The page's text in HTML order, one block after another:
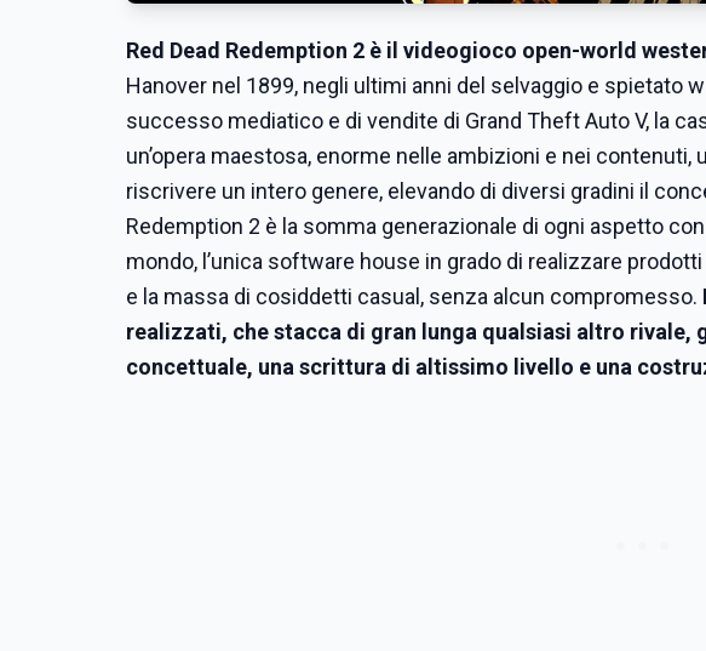
Red Dead Redemption 2 è il videogioco open-world
Hanover nel 1899, negli ultimi anni del selvaggio e spietato
successo mediatico e di vendite di Grand Theft Auto V, la
un’opera maestosa, enorme nelle ambizioni e nei
riscrivere un intero genere, elevando di diversi gradini il
Redemption 2 è la somma generazionale di ogni aspetto
mondo, l’unica software house in grado di realizzare
e la massa di cosiddetti casual, senza alcun compromesso.
realizzati, che stacca di gran lunga qualsiasi altro rivale,
concettuale, una scrittura di altissimo livello e una